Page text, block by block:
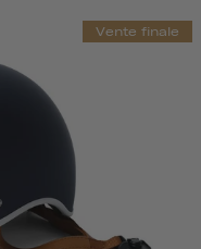
Vente finale